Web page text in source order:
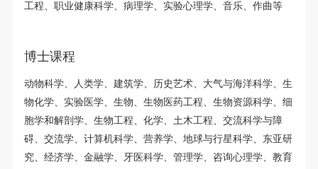
工程、职业健康科学、病理学、实验心理学、音乐、作曲等
博士课程
动物科学、人类学、建筑学、历史艺术、大气与海洋科学、生
物化学、实验医学、生物、生物医药工程、生物资源科学、细
胞学和解剖学、生物工程、化学、土木工程、交流科学与障
碍、交流学、计算机科学、营养学、地球与行星科学、东亚研
究、经济学、金融学、牙医科学、管理学、咨询心理学、教育